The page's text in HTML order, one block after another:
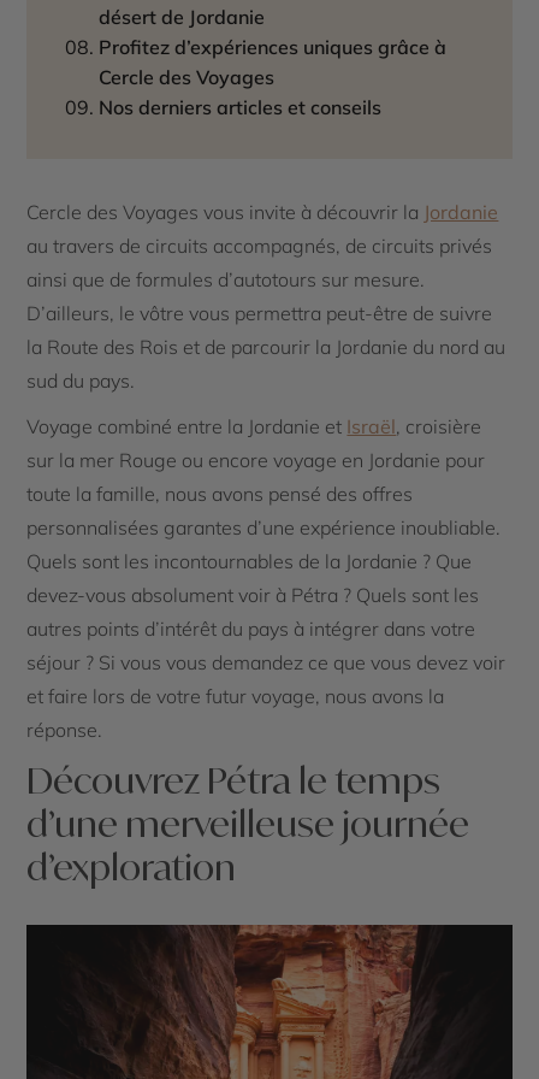
désert de Jordanie
Profitez d’expériences uniques grâce à
Cercle des Voyages
Nos derniers articles et conseils
Cercle des Voyages vous invite à découvrir la Jordanie
au travers de circuits accompagnés, de circuits privés
ainsi que de formules d’autotours sur mesure.
D’ailleurs, le vôtre vous permettra peut-être de suivre
la Route des Rois et de parcourir la Jordanie du nord au
sud du pays.
Voyage combiné entre la Jordanie et Israël, croisière
sur la mer Rouge ou encore voyage en Jordanie pour
toute la famille, nous avons pensé des offres
personnalisées garantes d’une expérience inoubliable.
Quels sont les incontournables de la Jordanie ? Que
devez-vous absolument voir à Pétra ? Quels sont les
autres points d’intérêt du pays à intégrer dans votre
séjour ? Si vous vous demandez ce que vous devez voir
et faire lors de votre futur voyage, nous avons la
réponse.
Découvrez Pétra le temps
d’une merveilleuse journée
d’exploration